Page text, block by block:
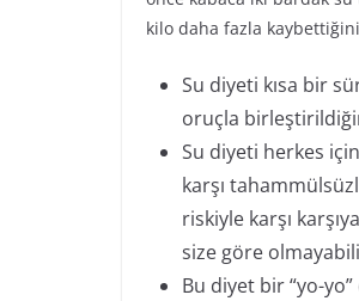
kilo daha fazla
Su diyeti kısa bir
oruçla
Su diyeti herkes
karşı
riskiyle karşı karşıya
size göre
Bu diyet bir “yo-